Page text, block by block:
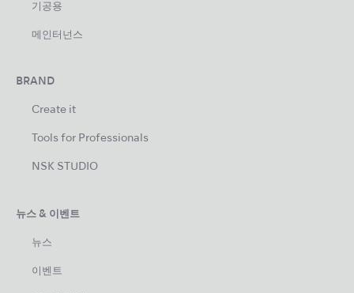
기공용
메인터넌스
BRAND
Create it
Tools for Professionals
NSK STUDIO
뉴스 & 이벤트
뉴스
이벤트